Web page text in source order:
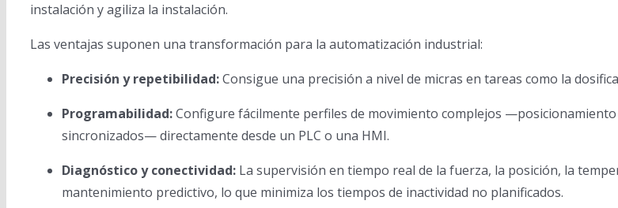
instalación y agiliza la instalación.
Las ventajas suponen una transformación para la automatización industrial:
Precisión y repetibilidad:Consigue una precisión a nivel de micras en tareas como la
Programabilidad:Configure fácilmente perfiles de movimiento complejos
sincronizados— directamente desde un PLC o una HMI.
Diagnóstico y conectividad:La supervisión en tiempo real de la fuerza, la posición, la
mantenimiento predictivo, lo que minimiza los tiempos de inactividad no planificados.